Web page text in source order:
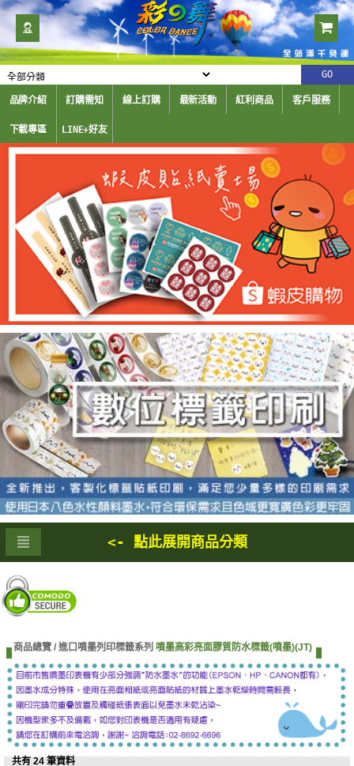
品牌介紹 訂購需知 線上訂購 最新活動 紅利商品 客戶服務
下載專區 LINE+好友
<- 點此展開商品分類
商品總覽 / 進口噴墨列印標籤系列 噴墨高彩亮面膠質防水標籤(噴墨)(JT)
共有 24 筆資料